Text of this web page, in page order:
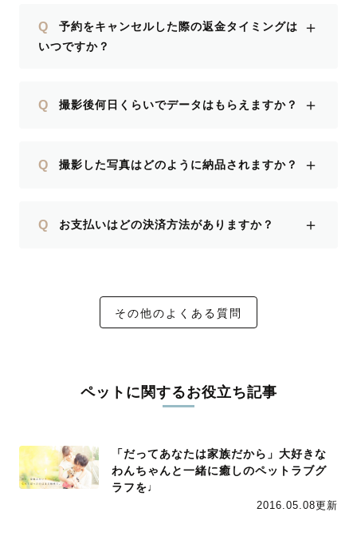
Q
予約をキャンセルした際の返金タイミングは
いつですか？
＋
Q 撮影後何日くらいでデータはもらえますか？ ＋
Q 撮影した写真はどのように納品されますか？ ＋
Q お支払いはどの決済方法がありますか？ ＋
その他のよくある質問
ペットに関するお役立ち記事
「だってあなたは家族だから」大好きな
わんちゃんと一緒に癒しのペットラブグ
ラフを♩
2016.05.08更新